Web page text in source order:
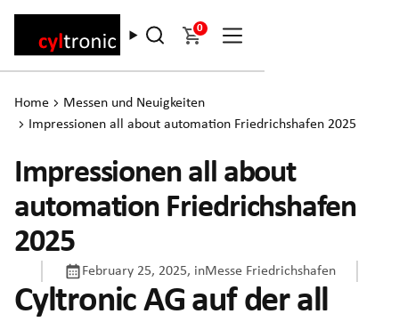
0
Home
Messen und Neuigkeiten
Impressionen all about automation Friedrichshafen 2025
Impressionen all about
automation Friedrichshafen
2025
February 25, 2025, inMesse Friedrichshafen
Cyltronic AG auf der all